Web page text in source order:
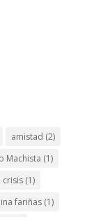
amistad (2)
Machista (1)
crisis(1)
fariñas(1)